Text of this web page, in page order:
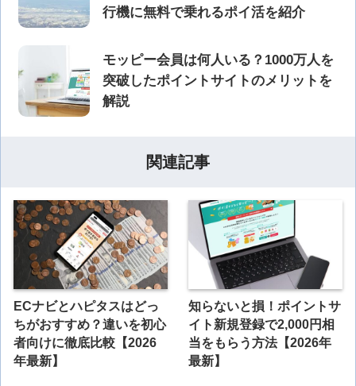
行機に無料で乗れるポイ活を紹介
モッピー会員は何人いる？1000万人を
突破したポイントサイトのメリットを
解説
関連記事
ECナビとハピタスはどっ
ちがおすすめ？違いを初心
者向けに徹底比較【2026
年最新】
知らないと損！ポイントサ
イト新規登録で2,000円相
当をもらう方法【2026年
最新】